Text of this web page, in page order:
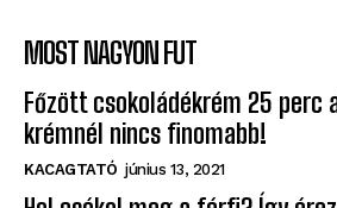
krémnél nincs finomabb!
KACAGTATÓ június 13, 2021
Hol csókol meg a férfi? Így érez
LOVE október 2, 2024